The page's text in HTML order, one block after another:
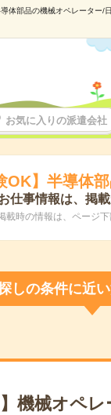
導体部品の機械オペレータ
お気に入りの派遣会社
OK】半導体
仕事情報は、掲
載時の情報は、ページ下
しの条件に近
機械オペ